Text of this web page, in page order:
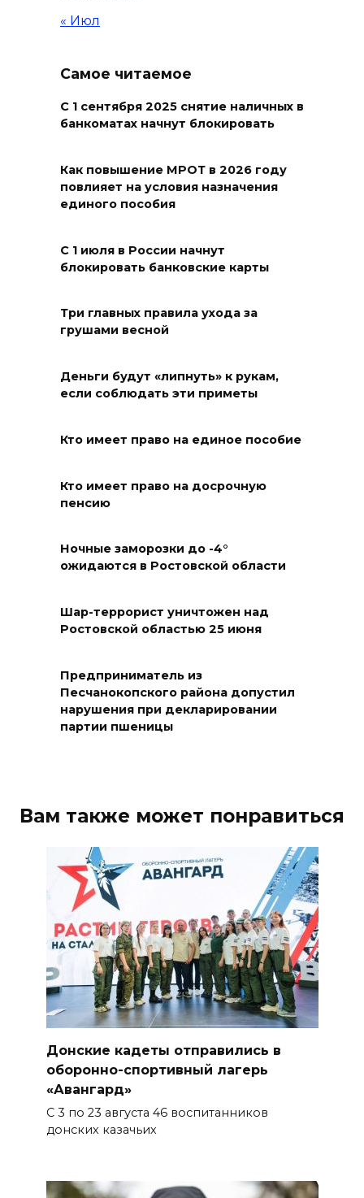
кирпичей
06 августа 2026 18:29
06 августа 2026 18:27
Андрей Фатеев: Театр Чехова
в Таганроге откроет 200-й
06 августа 2026 18:27
Наблюдатели готовятся к
06 августа 2026 18:25
пострадавшим при атаке
БПЛА на Кубани
погибли дети из-за атаки
БПЛА на Кубани
06 августа 2026 16:57
«Лучший школьный педагог-
06 августа 2026 16:30
ВСЕ КАК ЕСТЬ. Политика
Зеленского: ложь, вранье и
провокация
06 августа 2026 16:25
Подготовка к школе
06 августа 2026 15:51
Донские спасатели провели
профилактические занятия
более чем для 11 тыс. детей
« Июл
Самое читаемое
С 1 сентября 2025 снятие наличных в
банкоматах начнут блокировать
Как повышение МРОТ в 2026 году
повлияет на условия назначения
единого пособия
С 1 июля в России начнут
блокировать банковские карты
Три главных правила ухода за
грушами весной
Деньги будут «липнуть» к рукам,
если соблюдать эти приметы
Кто имеет право на единое пособие
Кто имеет право на досрочную
пенсию
Ночные заморозки до -4°
ожидаются в Ростовской области
Шар-террорист уничтожен над
Ростовской областью 25 июня
Предприниматель из
Песчанокопского района допустил
нарушения при декларировании
партии пшеницы
Вам также может понравиться
Донские кадеты отправились в
оборонно-спортивный лагерь
«Авангард»
С 3 по 23 августа 46 воспитанников
донских казачьих